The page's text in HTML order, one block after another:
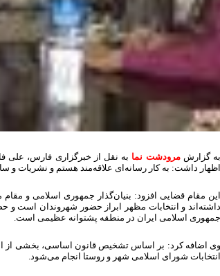
به گزارشمرودشت نما به نقل از خبرگزاری فارس،
اظهار داشت: به کار رسانه‌ای علاقه‌مند هستم و نشریات و
این مقام قضایی افزود: بنیان‌گذار جمهوری اسلامی و مقام
داشته‌اند و انتخابات مظهر ابراز حضور شهروندان است
جمهوری اسلامی ایران در منطقه پشتوانه عظیمی است.
وی اضافه کرد: بر اساس تشخیص قانون اساسی، بخشی از
انتخابات شورای اسلامی شهر و روستا انجام می‌شود.